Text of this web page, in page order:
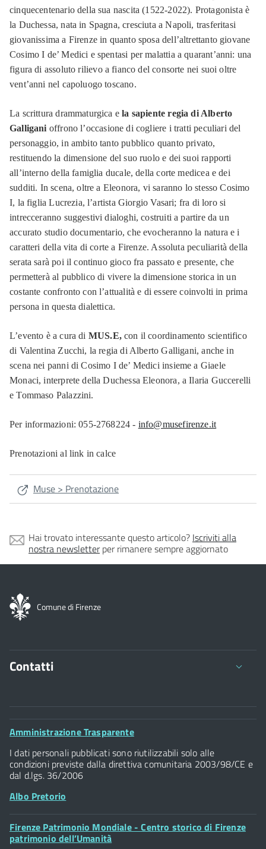
cinquecentenario della sua nascita (1522-2022). Protagonista è
la Duchessa, nata in Spagna, cresciuta a Napoli, trasferitasi
giovanissima a Firenze in quanto sposa dell’altrettanto giovane
Cosimo I de’ Medici e spentasi per malattia a quarant’anni: una
figura di assoluto rilievo a fianco del consorte nei suoi oltre
vent’anni nel capoluogo toscano.
La scrittura drammaturgica ela sapiente regia di Alberto
Galligani offrono l’occasione di cogliere i tratti peculiari del
personaggio, in ambito tanto pubblico quanto privato,
restituendo la dimensione del suo ruolo e dei suoi rapporti
all’interno della famiglia ducale, della corte medicea e dei
sudditi. In scena, oltre a Eleonora, vi saranno lo stesso Cosimo
I, la figlia Lucrezia, l’artista Giorgio Vasari; fra di loro si
intrecceranno suggestivi dialoghi, costruiti a partire da un
accurato studio documentario, che evocheranno la natura e i
caratteri della vita di corte a Firenze. Assoluta peculiarità della
serata sarà poi il continuo gioco fra passato e presente, che
permetterà al pubblico di vivere la dimensione storica in un
costante confronto con l’attualità e di essere coinvolti in prima
persona in questa dialettica.
L’evento è a cura di MUS.E,con il coordinamento scientifico
di Valentina Zucchi, la regia di Alberto Galligani, anche in
scena nei panni di Cosimo I de’ Medici insieme a Giaele
Monaci, interprete della Duchessa Eleonora, a Ilaria Guccerelli
e Tommaso Palazzini.
Per informazioni: 055-2768224 - info@musefirenze.it
Prenotazioni al link in calce
Muse > Prenotazione
Hai trovato interessante questo articolo? Iscriviti alla
nostra newsletterper rimanere sempre aggiornato
Comune di Firenze
Contatti
Comune di Firenze
Palazzo Vecchio
Piazza della Signoria - 50122, Firenze
P.IVA 01307110484
Posta Elettronica Certificata
Footer
Amministrazione Trasparente
I dati personali pubblicati sono riutilizzabili solo alle
condizioni previste dalla direttiva comunitaria 2003/98/CE e
dal d.lgs. 36/2006
Albo Pretorio
Footer
Widget
Firenze Patrimonio Mondiale - Centro storico di Firenze
patrimonio dell’Umanità